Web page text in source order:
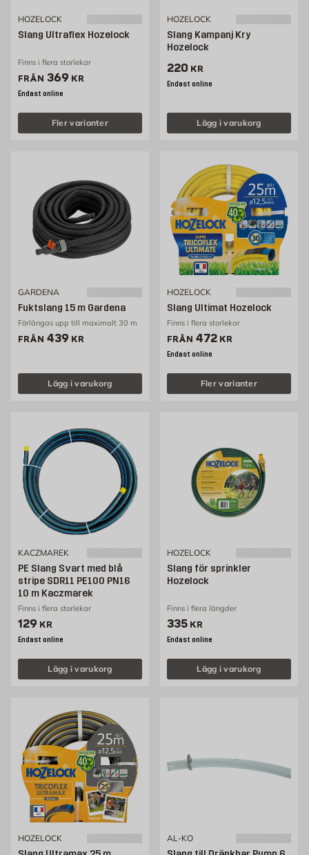
HOZELOCK
Slang Ultraflex Hozelock
Finns i flera storlekar
FRÅN Pris 369 kr
369 KR
Endast online
Fler varianter
HOZELOCK
Slang Kampanj Kry
Hozelock
Pris 220 kr
220 KR
Endast online
Lägg i varukorg
GARDENA
Fuktslang 15 m Gardena
Förlängas upp till maximalt 30 m
FRÅN Pris 439 kr
439 KR
Lägg i varukorg
HOZELOCK
Slang Ultimat Hozelock
Finns i flera storlekar
FRÅN Pris 472 kr
472 KR
Endast online
Fler varianter
KACZMAREK
PE Slang Svart med blå
stripe SDR11 PE100 PN16
10 m Kaczmarek
Finns i flera storlekar
Pris 129 kr
129 KR
Endast online
Lägg i varukorg
HOZELOCK
Slang för sprinkler
Hozelock
Finns i flera längder
Pris 335 kr
335 KR
Endast online
Lägg i varukorg
HOZELOCK AL-KO